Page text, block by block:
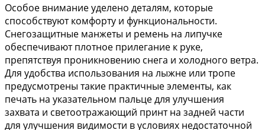
Особое внимание уделено деталям, которые
способствуют комфорту и функциональности.
Снегозащитные манжеты и ремень на липучке
обеспечивают плотное прилегание к руке,
препятствуя проникновению снега и холодного ветра.
Для удобства использования на лыжне или тропе
предусмотрены такие практичные элементы, как
печать на указательном пальце для улучшения
захвата и светоотражающий принт на задней части
для улучшения видимости в условиях недостаточной